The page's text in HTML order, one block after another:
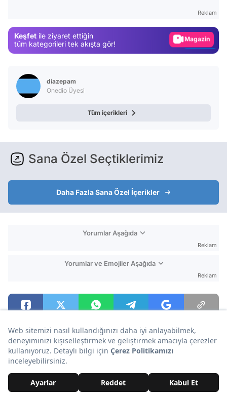
Reklam
Keşfet ile ziyaret ettiğin
tüm kategorileri tek akışta gör!
Test
diazepam
Onedio Üyesi
Tüm içerikleri
Sana Özel Seçtiklerimiz
Daha Fazla Sana Özel İçerikler
Yorumlar Aşağıda
Reklam
Yorumlar ve Emojiler Aşağıda
Reklam
BU İÇERİĞE EMOJİYLE TEPKİ VER!